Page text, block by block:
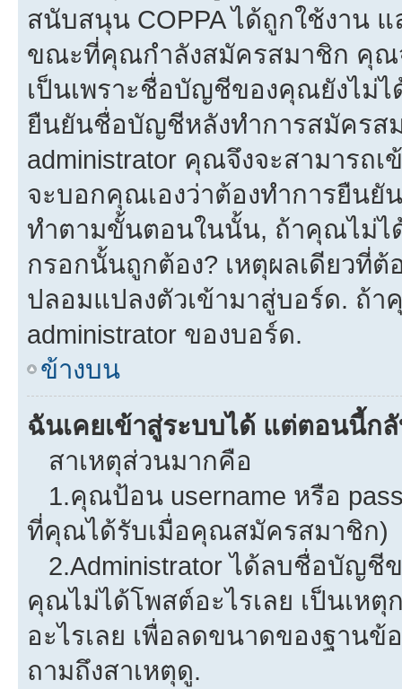
สนับสนุน COPPA ได้ถูกใช้งาน
ขณะที่คุณกำลังสมัครสมาชิก คุณ
เป็นเพราะชื่อบัญชีของคุณยังไม่
ยืนยันชื่อบัญชีหลังทำการสมัครส
administrator คุณจึงจะสามารถ
จะบอกคุณเองว่าต้องทำการยืน
ทำตามขั้นตอนในนั้น, ถ้าคุณไม่ไ
กรอกนั้นถูกต้อง? เหตุผลเดียวที่
ปลอมแปลงตัวเข้ามาสู่บอร์ด. ถ้
administrator ของบอร์ด.
ข้างบน
ฉันเคยเข้าสู่ระบบได้ แต่ตอนนี้ก
สาเหตุส่วนมากคือ
1.คุณป้อน username หรือ
ที่คุณได้รับเมื่อคุณสมัครสมาชิก)
2.Administrator ได้ลบชื่อบัญชี
คุณไม่ได้โพสต์อะไรเลย เป็นเห
อะไรเลย เพื่อลดขนาดของฐาน
ถามถึงสาเหตุดู.